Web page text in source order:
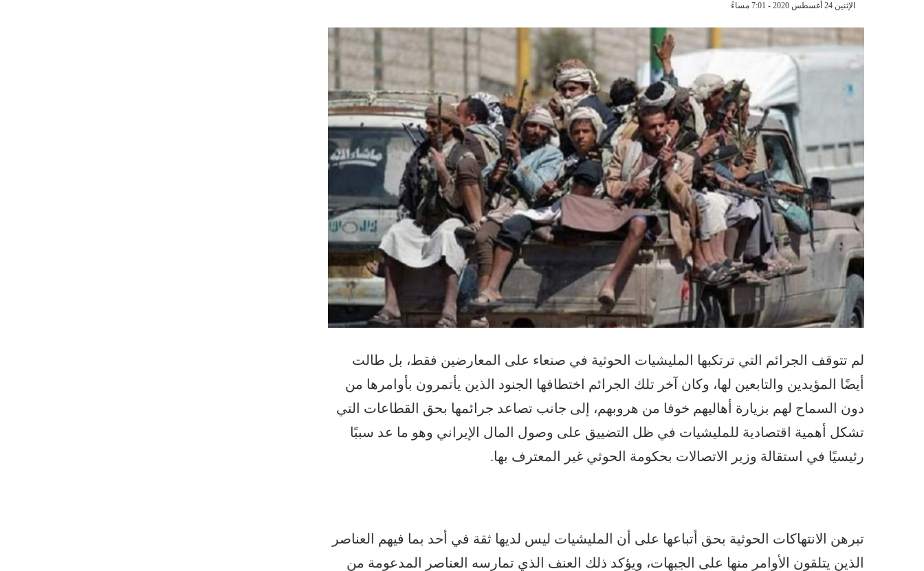
الإثنين 24 أغسطس 2020 - 7:01 مساءً
لم تتوقف الجرائم التي ترتكبها المليشيات الحوثية في صنعاء على المعارضين فقط، بل طالت
أيضًا المؤيدين والتابعين لها، وكان آخر تلك الجرائم اختطافها الجنود الذين يأتمرون بأوامرها من
دون السماح لهم بزيارة أهاليهم خوفا من هروبهم، إلى جانب تصاعد جرائمها بحق القطاعات التي
تشكل أهمية اقتصادية للمليشيات في ظل التضييق على وصول المال الإيراني وهو ما عد سببًا
رئيسيًا في استقالة وزير الاتصالات بحكومة الحوثي غير المعترف بها.
تبرهن الانتهاكات الحوثية بحق أتباعها على أن المليشيات ليس لديها ثقة في أحد بما فيهم العناصر
الذين يتلقون الأوامر منها على الجبهات، ويؤكد ذلك العنف الذي تمارسه العناصر المدعومة من